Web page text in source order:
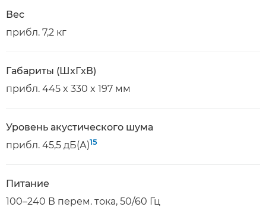
Вес
прибл. 7,2 кг
Габариты (ШxГxВ)
прибл. 445 x 330 x 197 мм
Уровень акустического шума
прибл. 45,5 дБ(А)15
Питание
100–240 В перем. тока, 50/60 Гц